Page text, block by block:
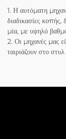
1. Η αυτόματη
διαδικασίες
μία, με υψηλό
2. Οι μηχανές μας
ταιριάζουν στο